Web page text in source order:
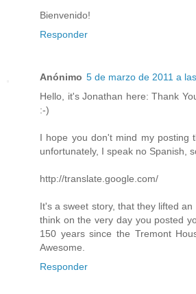
Bienvenido!
Responder
Anónimo 5 de marzo de 2011 a
Hello, it's Jonathan here: Thank
:-)
I hope you don't mind my posting
unfortunately, I speak no Spanish,
http://translate.google.com/
It's a sweet story, that they lifted
think on the very day you posted
150 years since the Tremont
Awesome.
Responder